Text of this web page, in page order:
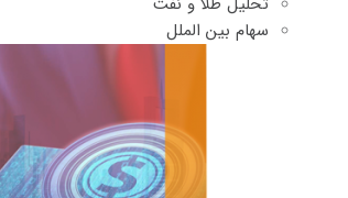
سهام بین الملل